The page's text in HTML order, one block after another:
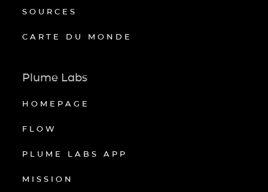
SOURCES
CARTE DU MONDE
Plume Labs
HOMEPAGE
FLOW
PLUME LABS APP
MISSION